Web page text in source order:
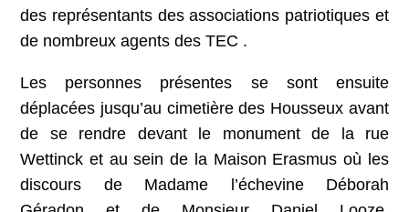
des représentants des associations patriotiques et
de nombreux agents des TEC .
Les personnes présentes se sont ensuite
déplacées jusqu’au cimetière des Housseux avant
de se rendre devant le monument de la rue
Wettinck et au sein de la Maison Erasmus où les
discours de Madame l’échevine Déborah